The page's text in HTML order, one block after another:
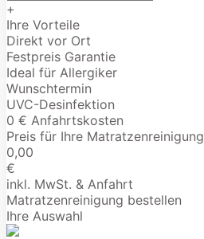
+
Ihre Vorteile
Direkt vor Ort
Festpreis Garantie
Ideal für Allergiker
Wunschtermin
UVC-Desinfektion
0 € Anfahrtskosten
Preis für Ihre Matratzenreinigung
0,00
€
inkl. MwSt. & Anfahrt
Matratzenreinigung bestellen
Ihre Auswahl